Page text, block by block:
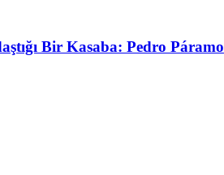
Bir Kasaba: Pedro Páramo